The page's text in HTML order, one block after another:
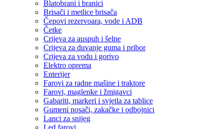
Blatobrani i branici
Brisači i metlice brisača
Čepovi rezervoara, vode i ADB
Četke
Crijeva za auspuh i šelne
Crijeva za duvanje guma i pribor
Crijeva za vodu i gorivo
Elektro oprema
Enterijer
Farovi za radne mašine i traktore
Farovi, maglenke i žmigavci
Gabariti, markeri i svjetla za tablice
Gumeni nosači, zakačke i odbojnici
Lanci za snijeg